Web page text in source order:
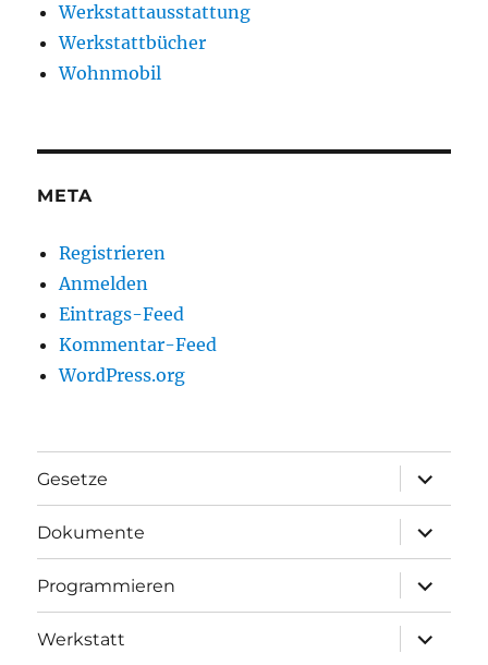
Werkstattausstattung
Werkstattbücher
Wohnmobil
META
Registrieren
Anmelden
Eintrags-Feed
Kommentar-Feed
WordPress.org
Gesetze
anzeigen
Dokumente
anzeigen
Programmieren
anzeigen
Werkstatt
anzeigen